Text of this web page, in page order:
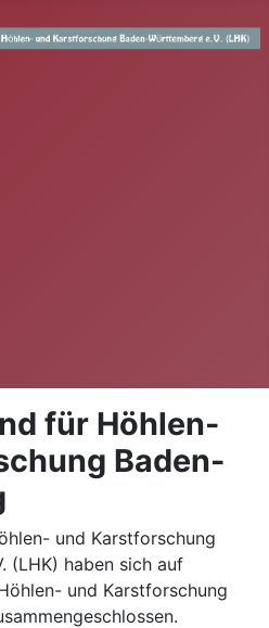
für Höhlen-
Baden-
und Karst­forschung
(LHK) haben sich auf
und Karst­forschung